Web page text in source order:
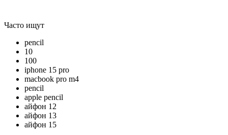
Часто ищут
pencil
10
100
iphone 15 pro
macbook pro m4
pencil
apple pencil
айфон 12
айфон 13
айфон 15